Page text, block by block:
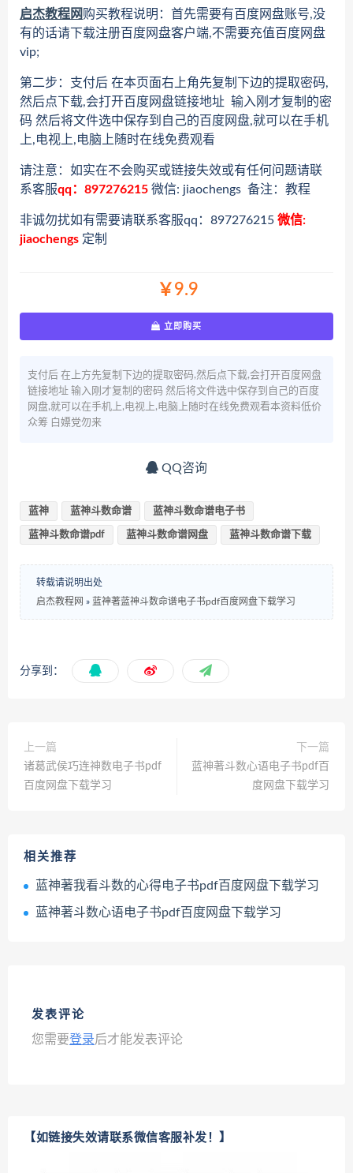
启杰教程网购买教程说明：首先需要有百度网盘账号,没
有的话请下载注册百度网盘客户端,不需要充值百度网盘
vip;
第二步：支付后 在本页面右上角先复制下边的提取密码,
然后点下载,会打开百度网盘链接地址 输入刚才复制的密
码 然后将文件选中保存到自己的百度网盘,就可以在手机
上,电视上,电脑上随时在线免费观看
请注意：如实在不会购买或链接失效或有任何问题请联
系客服qq：897276215 微信: jiaochengs 备注：教程
非诚勿扰如有需要请联系客服qq：897276215 微信:
jiaochengs 定制
￥9.9
立即购买
支付后 在上方先复制下边的提取密码,然后点下载,会打开百度网盘
链接地址 输入刚才复制的密码 然后将文件选中保存到自己的百度
网盘,就可以在手机上,电视上,电脑上随时在线免费观看本资料低价
众筹 白嫖党勿来
QQ咨询
蓝神 蓝神斗数命谱 蓝神斗数命谱电子书
蓝神斗数命谱pdf 蓝神斗数命谱网盘 蓝神斗数命谱下载
转载请说明出处
启杰教程网 » 蓝神著蓝神斗数命谱电子书pdf百度网盘下载学习
分享到：
上一篇
诸葛武侯巧连神数电子书pdf
百度网盘下载学习
下一篇
蓝神著斗数心语电子书pdf百
度网盘下载学习
相关推荐
蓝神著我看斗数的心得电子书pdf百度网盘下载学习
蓝神著斗数心语电子书pdf百度网盘下载学习
发表评论
您需要登录后才能发表评论
【如链接失效请联系微信客服补发！】